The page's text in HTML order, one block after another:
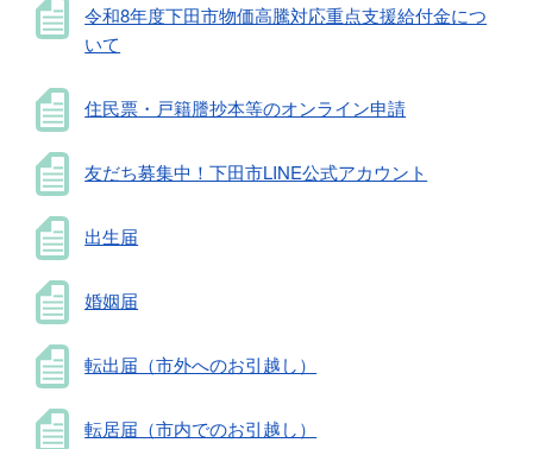
令和8年度下田市物価高騰対応重点支援給付金につ
いて
住民票・戸籍謄抄本等のオンライン申請
友だち募集中！下田市LINE公式アカウント
出生届
婚姻届
転出届（市外へのお引越し）
転居届（市内でのお引越し）